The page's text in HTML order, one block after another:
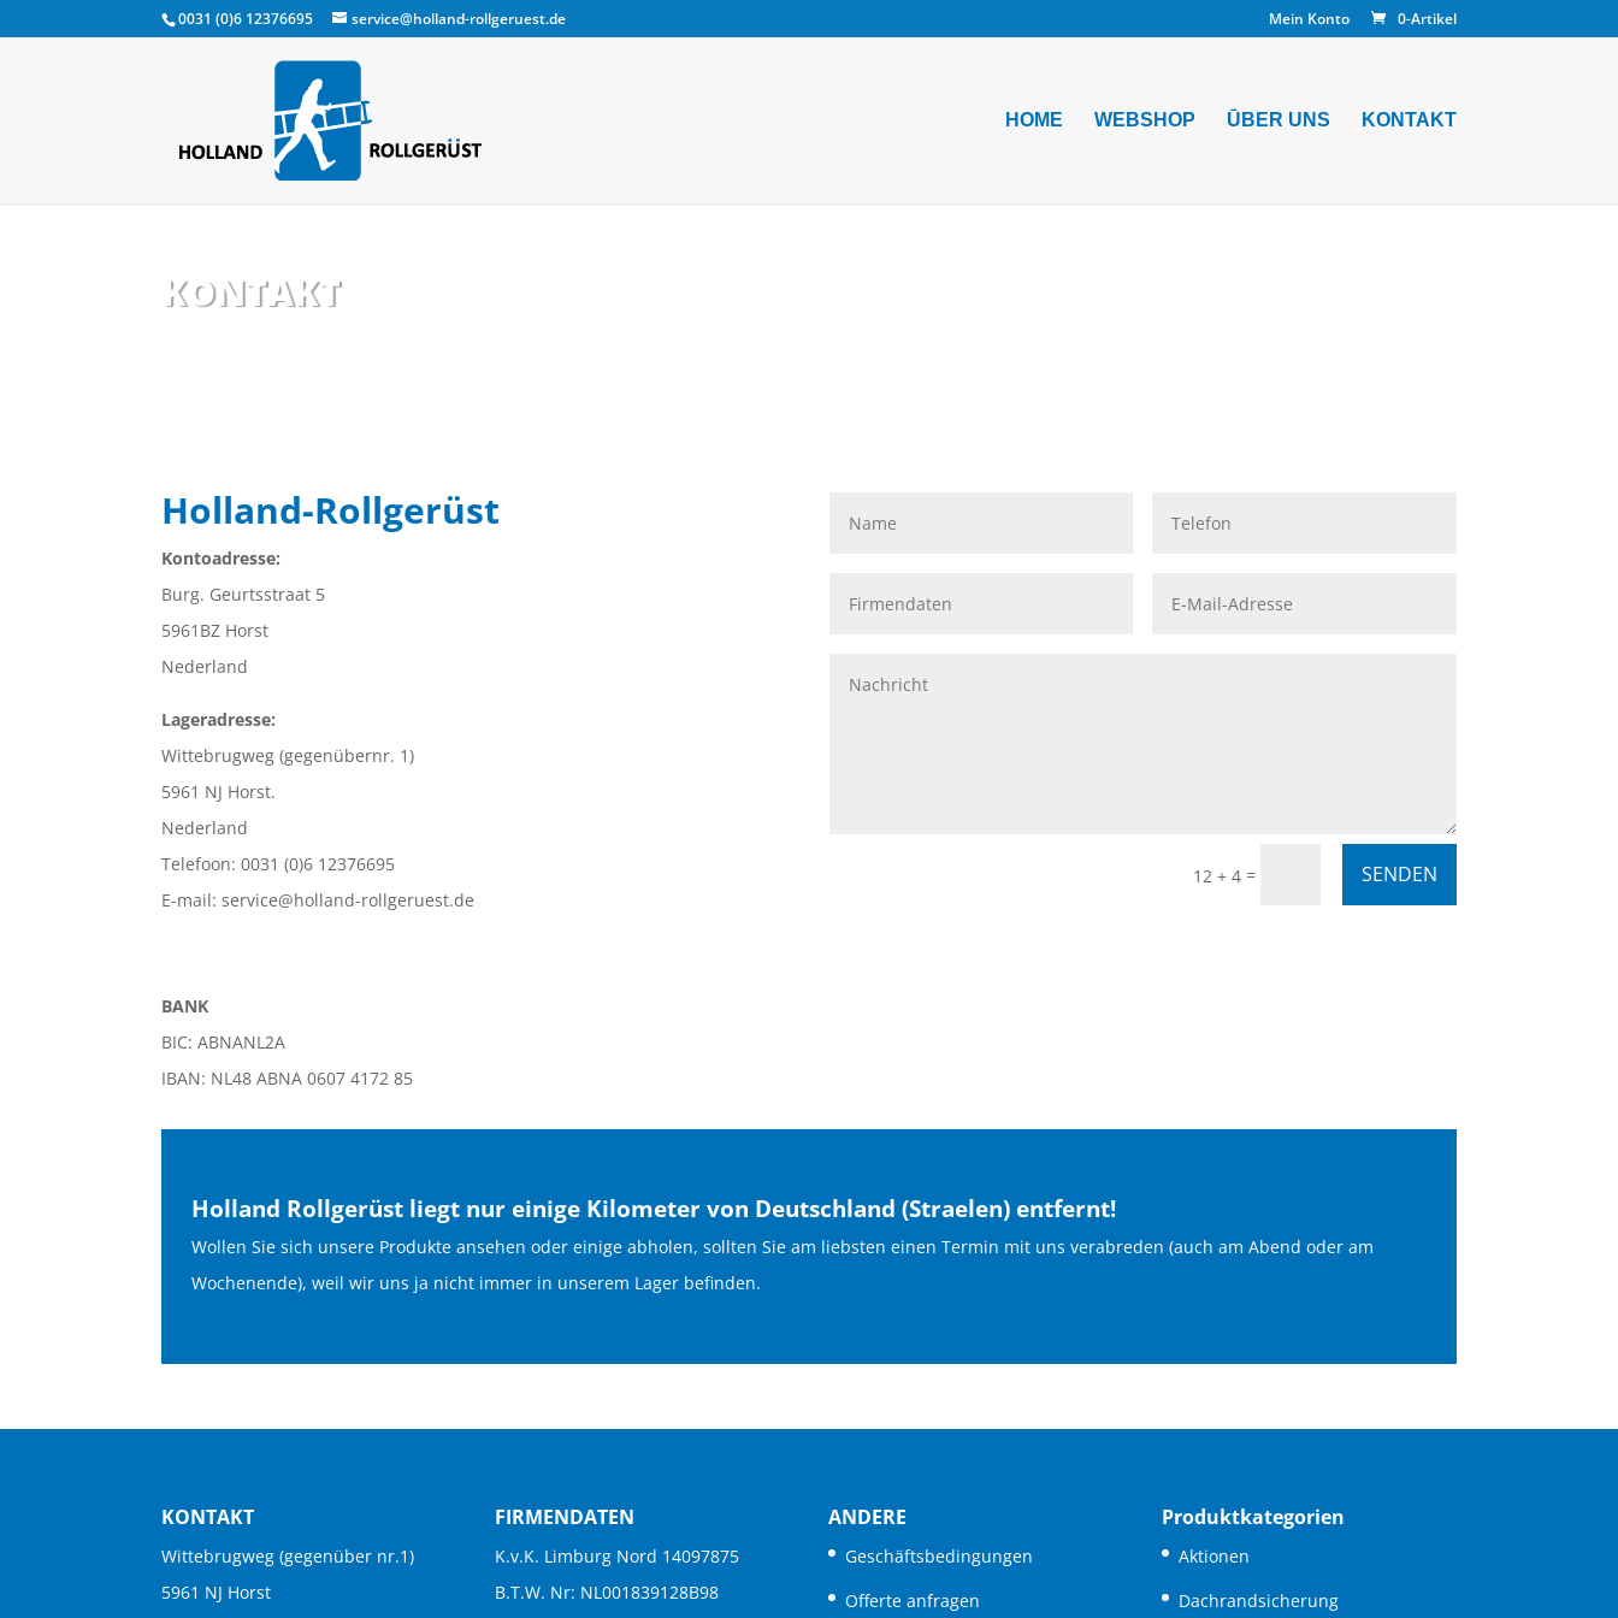
0031 (0)6 12376695 service@holland-rollgeruest.de Mein Konto 0-Artikel
HOME WEBSHOP ŪBER UNS KONTAKT
KONTAKT
Holland-Rollgerüst
Kontoadresse:
Burg. Geurtsstraat 5
5961BZ Horst
Nederland
Lageradresse:
Wittebrugweg (gegenübernr. 1)
5961 NJ Horst.
Nederland
Telefoon: 0031 (0)6 12376695
E-mail: service@holland-rollgeruest.de
BANK
BIC: ABNANL2A
IBAN: NL48 ABNA 0607 4172 85
12 + 4= SENDEN
Holland Rollgerüst liegt nur einige Kilometer von Deutschland (Straelen) entfernt!
Wollen Sie sich unsere Produkte ansehen oder einige abholen, sollten Sie am liebsten einen Termin mit uns verabreden (auch am Abend oder am
Wochenende), weil wir uns ja nicht immer in unserem Lager befinden.
KONTAKT
Wittebrugweg (gegenüber nr.1)
5961 NJ Horst
FIRMENDATEN
K.v.K. Limburg Nord 14097875
B.T.W. Nr: NL001839128B98
ANDERE
Geschäftsbedingungen
Offerte anfragen
Produktkategorien
Aktionen
Dachrandsicherung